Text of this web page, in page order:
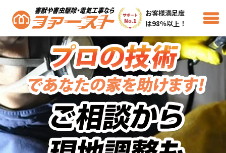
お客様満足度
は98％以上！